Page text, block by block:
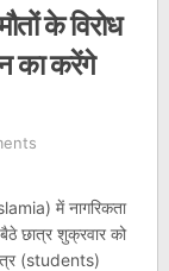
के विरोध
का करेंगे
में नागरिकता
छात्र शुक्रवार को
(students)